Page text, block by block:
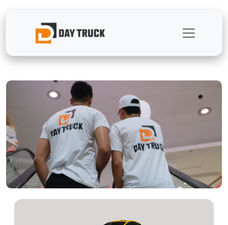
Page d'Accueil - Découvrez Nos
Nos services